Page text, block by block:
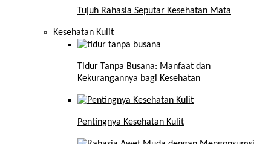
Tujuh Rahasia Seputar Kesehatan Mata
Kesehatan Kulit
Tidur Tanpa Busana: Manfaat dan
Kekurangannya bagi Kesehatan
Pentingnya Kesehatan Kulit